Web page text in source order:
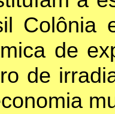
Colônia
de
de